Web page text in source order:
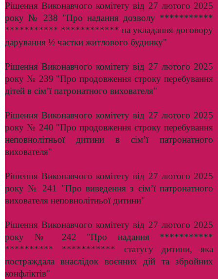
Рішення Виконавчого комітету від 27 лютого 2025
року № 238 "Про надання дозволу ***********
*********** ************ на укладання договору
дарування ½ частки житлового будинку"
Рішення Виконавчого комітету від 27 лютого 2025
року № 239 "Про продовження строку перебування
дітей в сім’ї патронатного вихователя"
Рішення Виконавчого комітету від 27 лютого 2025
року № 240 "Про продовження строку перебування
неповнолітньої дитини в сім’ї патронатного
вихователя"
Рішення Виконавчого комітету від 27 лютого 2025
року № 241 "Про виведення з сім’ї патронатного
вихователя неповнолітньої дитини"
Рішення Виконавчого комітету від 27 лютого 2025
року № 242 "Про надання ***********
********** *********** статусу дитини, яка
постраждала внаслідок воєнних дій та збройних
конфліктів"